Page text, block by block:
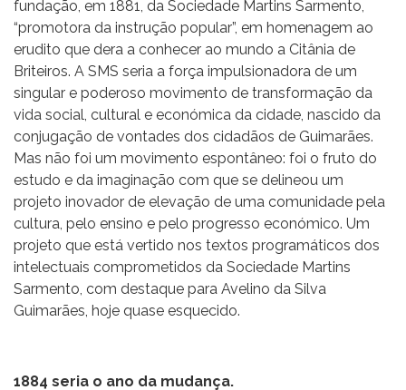
fundação, em 1881, da Sociedade Martins Sarmento,
“promotora da instrução popular”, em homenagem ao
erudito que dera a conhecer ao mundo a Citânia de
Briteiros. A SMS seria a força impulsionadora de um
singular e poderoso movimento de transformação da
vida social, cultural e económica da cidade, nascido da
conjugação de vontades dos cidadãos de Guimarães.
Mas não foi um movimento espontâneo: foi o fruto do
estudo e da imaginação com que se delineou um
projeto inovador de elevação de uma comunidade pela
cultura, pelo ensino e pelo progresso económico. Um
projeto que está vertido nos textos programáticos dos
intelectuais comprometidos da Sociedade Martins
Sarmento, com destaque para Avelino da Silva
Guimarães, hoje quase esquecido.
1884 seria o ano da mudança.